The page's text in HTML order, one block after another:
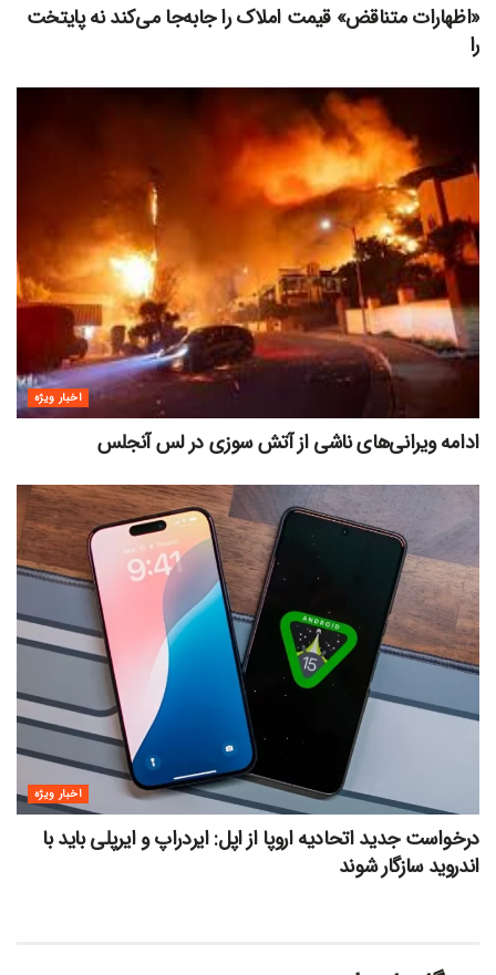
«اظهارات متناقض» قیمت‌ املاک را جابه‌جا می‌کند نه پایتخت
را
اخبار ویژه
ادامه ویرانی‌های ناشی از آتش سوزی در لس آنجلس
اخبار ویژه
درخواست جدید اتحادیه اروپا از اپل: ایردراپ و ایرپلی باید با
اندروید سازگار شوند